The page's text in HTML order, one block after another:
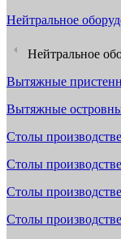
Нейтральное
Нейтральное
Вытяжные
Вытяжные
Столы
Столы
Столы
Столы